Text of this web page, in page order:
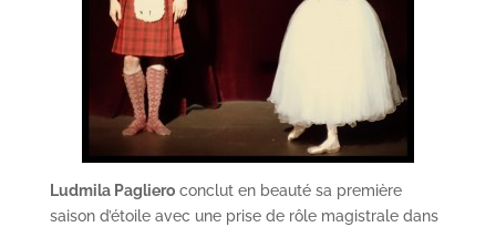
Ludmila Paglieroconclut en beauté sa première
saison d’étoile avec une prise de rôle magistrale dans